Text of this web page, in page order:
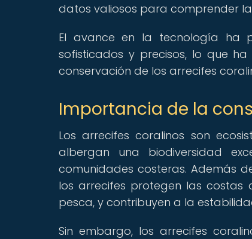
datos valiosos para comprender
El avance en la tecnología ha
sofisticados y precisos, lo que
conservación de los arrecifes
Importancia de la
Los arrecifes coralinos son
albergan una biodiversidad
comunidades costeras. Además
los arrecifes protegen las costas
pesca, y contribuyen a la
Sin embargo, los arrecifes